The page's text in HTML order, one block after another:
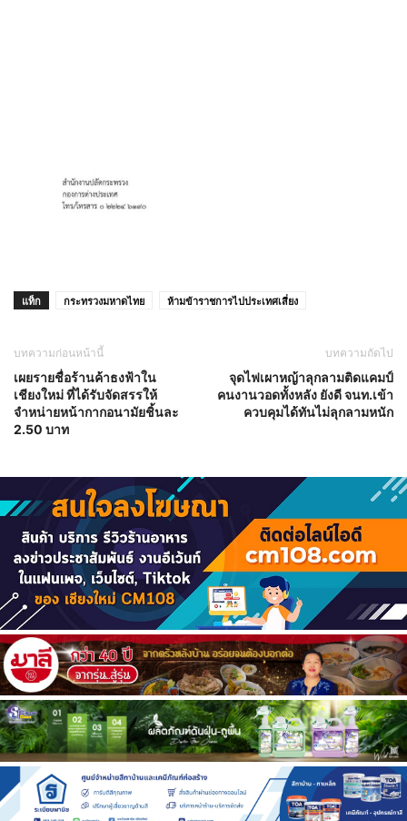
แท็ก กระทรวงมหาดไทย ห้ามข้าราชการไปประเทศเสี่ยง
บทความก่อนหน้านี้
เผยรายชื่อร้านค้าธงฟ้าใน
เชียงใหม่ ที่ได้รับจัดสรรให้
จำหน่ายหน้ากากอนามัยชิ้นละ
2.50 บาท
บทความถัดไป
จุดไฟเผาหญ้าลุกลามติดแคมป์
คนงานวอดทั้งหลัง ยังดี จนท.เข้า
ควบคุมได้ทันไม่ลุกลามหนัก